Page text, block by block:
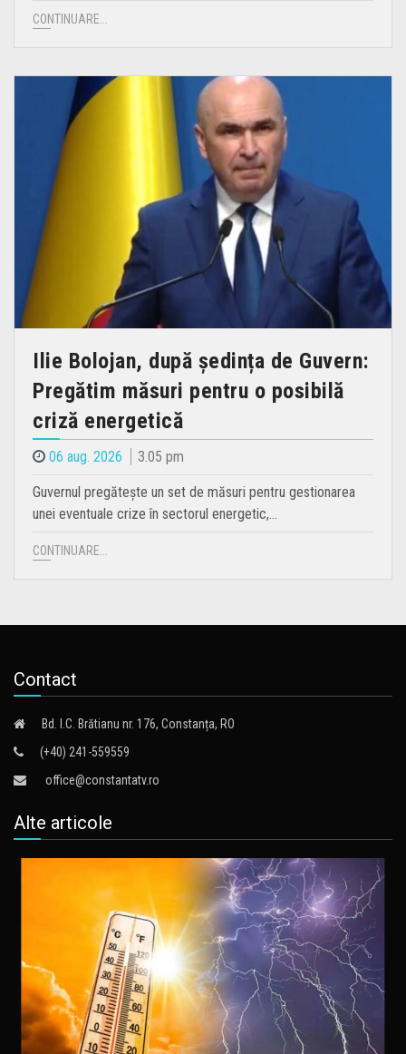
CONTINUARE...
Ilie Bolojan, după ședința de Guvern:
Pregătim măsuri pentru o posibilă
criză energetică
06 aug. 2026 3.05 pm
Guvernul pregătește un set de măsuri pentru gestionarea
unei eventuale crize în sectorul energetic,…
CONTINUARE...
Contact
Bd. I.C. Brătianu nr. 176, Constanța, RO
(+40) 241-559559
office@constantatv.ro
Alte articole